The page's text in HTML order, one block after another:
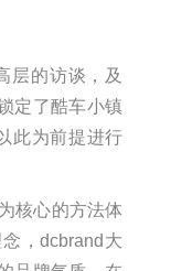
层的访谈，及
定了酷车小镇
此为前提进行
核心的方法体
，dcbrand大